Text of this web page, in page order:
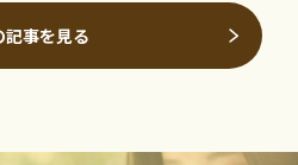
記事を見る